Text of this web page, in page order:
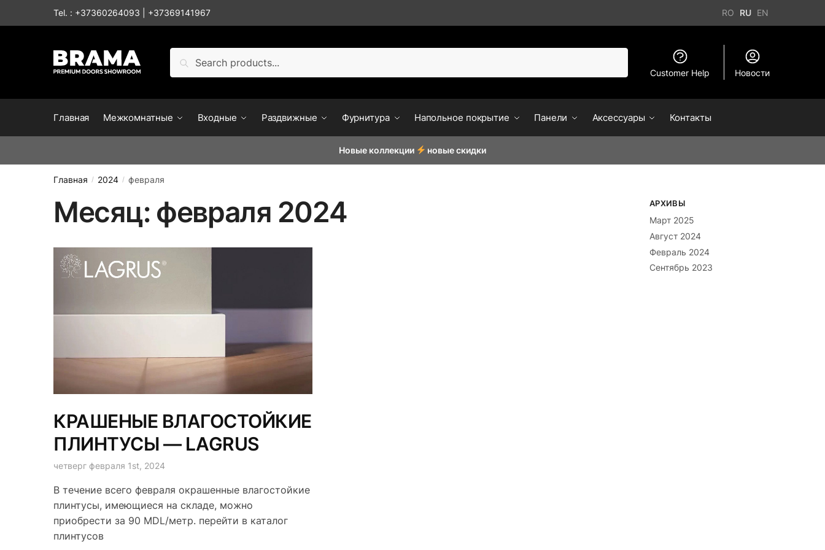
Skip to navigation
Skip to content
Tel. : +37360264093 +37369141967 RO RU EN
Поиск
Customer Help Новости
Главная Межкомнатные Входные Раздвижные Фурнитура Напольное покрытие Панели Аксессуары Контакты
Новые коллекции новые скидки
Главная / 2024 / февраля
Месяц: февраля 2024
КРАШЕНЫЕ ВЛАГОСТОЙКИЕ
ПЛИНТУСЫ — LAGRUS
четверг февраля 1st, 2024
В течение всего февраля окрашенные влагостойкие
плинтусы, имеющиеся на складе, можно
приобрести за 90 MDL/метр. перейти в каталог
плинтусов
АРХИВЫ
Март 2025
Август 2024
Февраль 2024
Сентябрь 2023